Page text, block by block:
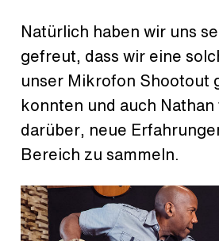
Natürlich haben wir uns
gefreut, dass wir eine
unser Mikrofon Shootout
konnten und auch
darüber, neue
Bereich zu sammeln.